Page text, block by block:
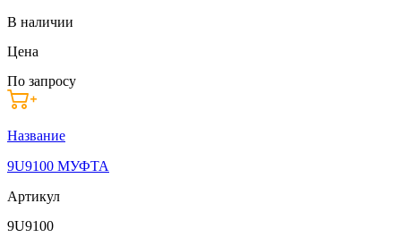
В наличии
Цена
По запросу
Название
9U9100 МУФТА
Артикул
9U9100